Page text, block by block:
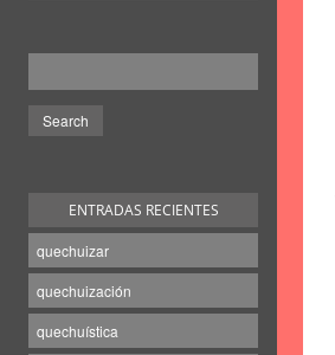
ENTRADAS RECIENTES
quechuizar
quechuización
quechuística